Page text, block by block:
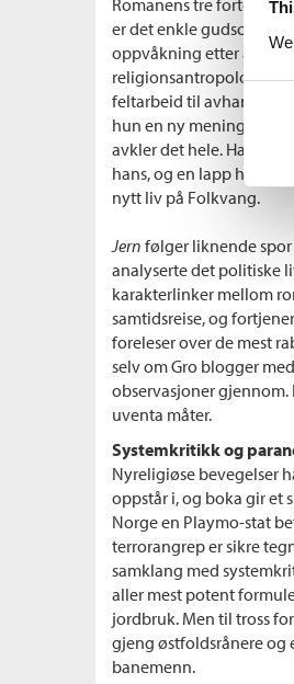
er det enkle gudsordet
oppvåkning etter å ha
religionsantropologi på
feltarbeid til
hun en ny mening i
avkler det hele. Han er
hans, og en lapp han
nytt liv på Folkvang.
Jern følger liknende spor
analyserte det politiske
karakterlinker mellom
samtidsreise, og
foreleser over de mest
selv om Gro blogger
observasjoner
uventa måter.
Systemkritikk og
Nyreligiøse bevegelser
oppstår i, og boka gir et
Norge en Playmo-stat
terrorangrep er sikre
samklang med
aller mest potent
jordbruk. Men til tross
gjeng østfoldsrånere og
banemenn.